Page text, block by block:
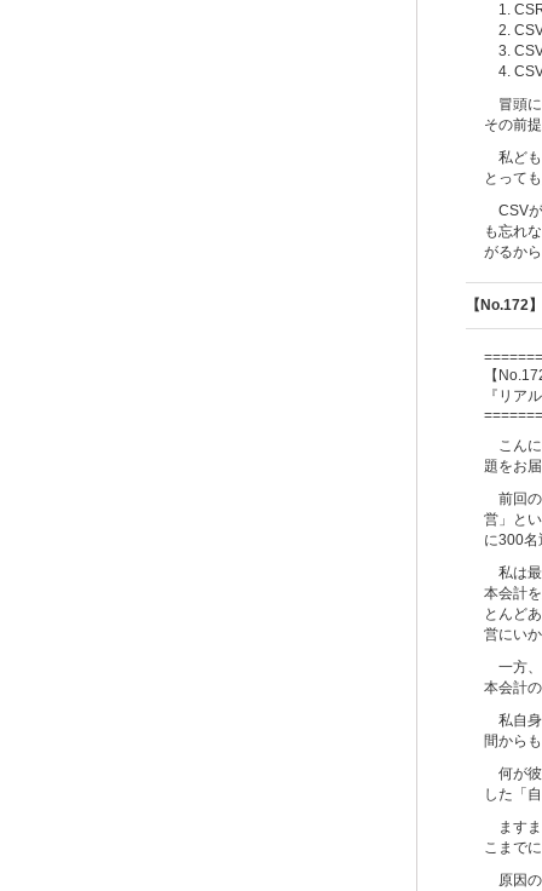
1.
2.
3.
4.
冒頭に
その前
私ども
とって
CSVが
も忘れ
がるか
【No.172
【No.
『リア
こんに
題をお
前回の
営」と
に300名
私は最
本会計
とんど
営にい
一方、
本会計
私自身
間から
何が彼
した「
ますま
こまで
原因の